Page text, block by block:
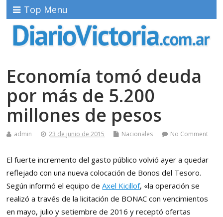
Top Menu
Economía tomó deuda
por más de 5.200
millones de pesos
admin 23 de junio de 2015 Nacionales No Comment
El fuerte incremento del gasto público volvió ayer a quedar
reflejado con una nueva colocación de Bonos del Tesoro.
Según informó el equipo deAxel Kicillof, «la operación se
realizó a través de la licitación de BONAC con vencimientos
en mayo, julio y setiembre de 2016 y receptó ofertas